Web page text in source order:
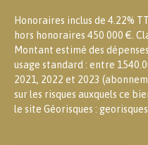
Honoraires inclus de 4.22%
hors honoraires 450 000 €.
Montant estimé des
usage standard : entre
2021, 2022 et 2023
sur les risques auxquels ce
le site Géorisques :